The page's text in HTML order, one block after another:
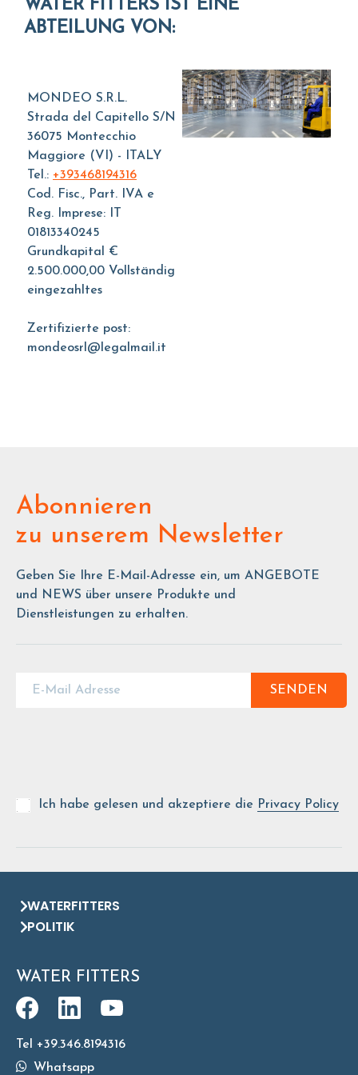
WATER FITTERS IST EINE
ABTEILUNG VON:
MONDEO S.R.L.
Strada del Capitello S/N
36075 Montecchio
Maggiore (VI) - ITALY
Tel.: +393468194316
Cod. Fisc., Part. IVA e
Reg. Imprese: IT
01813340245
Grundkapital €
2.500.000,00 Vollständig
eingezahltes
Zertifizierte post:
mondeosrl@legalmail.it
Abonnieren
zu unserem Newsletter
Geben Sie Ihre E-Mail-Adresse ein, um ANGEBOTE
und NEWS über unsere Produkte und
Dienstleistungen zu erhalten.
SENDEN
Ich habe gelesen und akzeptiere die Privacy Policy
WATERFITTERS
POLITIK
WATER FITTERS
Tel +39.346.8194316
Whatsapp